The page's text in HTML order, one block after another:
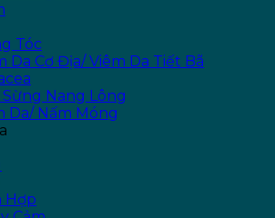
Tóc
Da Cơ Địa/ Viêm Da Tiết Bã
Sừng Nang Lông
Da/ Nấm Móng
Hợp